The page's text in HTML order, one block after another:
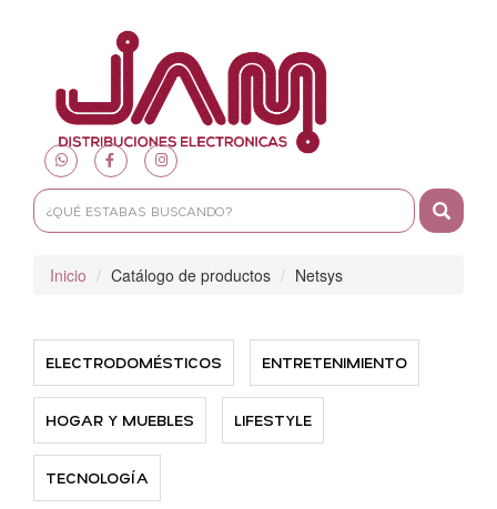
Inicio Catálogo de productos Netsys
ELECTRODOMÉSTICOS ENTRETENIMIENTO
HOGAR Y MUEBLES LIFESTYLE
TECNOLOGÍA